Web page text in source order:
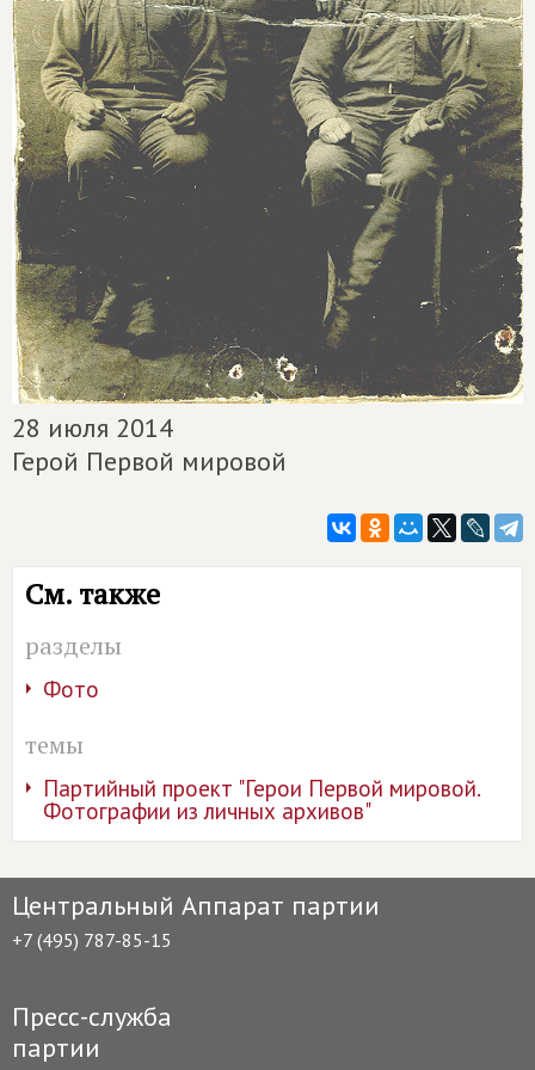
28 июля 2014
Герой Первой мировой
См. также
разделы
Фото
темы
Партийный проект "Герои Первой мировой.
Фотографии из личных архивов"
Центральный Аппарат партии
+7 (495) 787-85-15
Пресс-служба
партии